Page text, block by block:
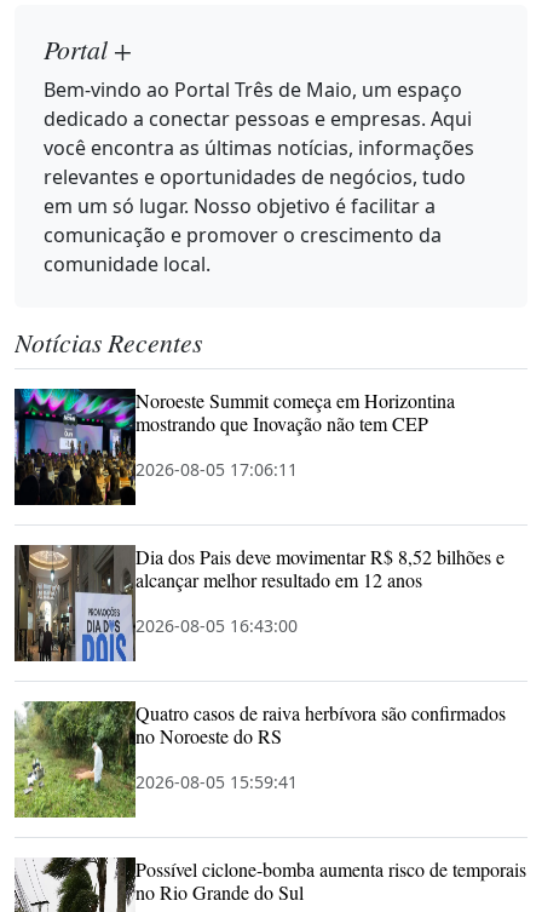
Portal +
Bem-vindo ao Portal Três de Maio, um espaço
dedicado a conectar pessoas e empresas. Aqui
você encontra as últimas notícias, informações
relevantes e oportunidades de negócios, tudo
em um só lugar. Nosso objetivo é facilitar a
comunicação e promover o crescimento da
comunidade local.
Notícias Recentes
Noroeste Summit começa em Horizontina
mostrando que Inovação não tem CEP
2026-08-05 17:06:11
Dia dos Pais deve movimentar R$ 8,52 bilhões e
alcançar melhor resultado em 12 anos
2026-08-05 16:43:00
Quatro casos de raiva herbívora são confirmados
no Noroeste do RS
2026-08-05 15:59:41
Possível ciclone-bomba aumenta risco de temporais
no Rio Grande do Sul